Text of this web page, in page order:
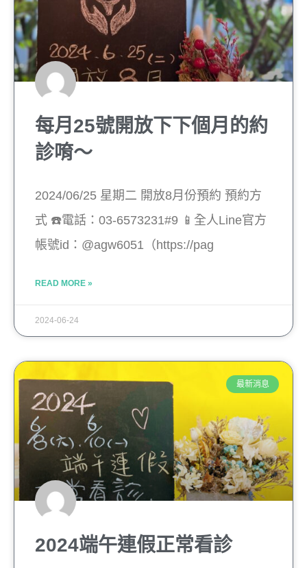
每月25號開放下下個月的約
診唷～
2024/06/25 星期二 開放8月份預約 預約方
式 ☎️電話：03-6573231#9 📱全人Line官方
帳號id：@agw6051（https://pag
READ MORE »
2024-06-24
最新消息
2024端午連假正常看診